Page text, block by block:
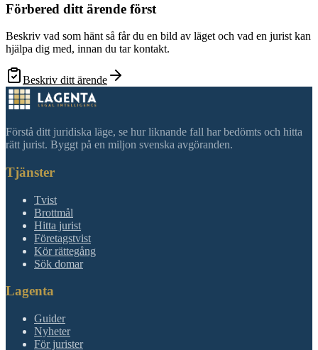
Förbered ditt ärende först
Beskriv vad som hänt så får du en bild av läget och vad en jurist kan
hjälpa dig med, innan du tar kontakt.
Beskriv ditt ärende
Förstå ditt juridiska läge, se hur liknande fall har bedömts och hitta
rätt jurist. Byggt på en miljon svenska avgöranden.
Tjänster
Tvist
Brottmål
Hitta jurist
Företagstvist
Kör rättegång
Sök domar
Lagenta
Guider
Nyheter
För jurister